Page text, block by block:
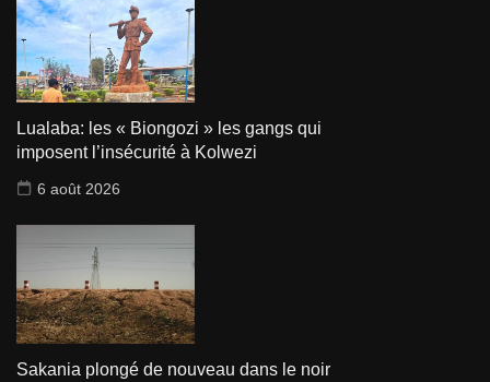
Lualaba: les « Biongozi » les gangs qui
imposent l’insécurité à Kolwezi
6 août 2026
Sakania plongé de nouveau dans le noir